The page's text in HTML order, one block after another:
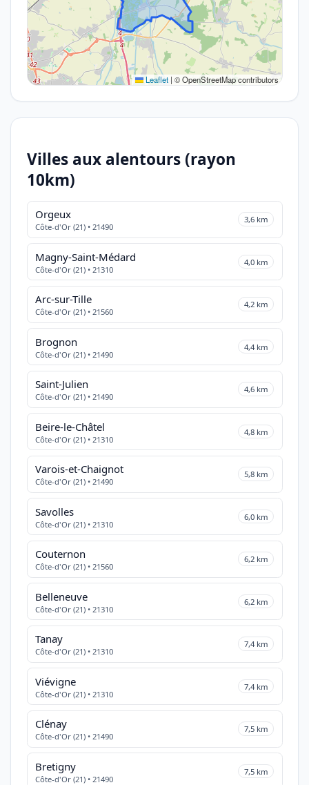
Leaflet | © OpenStreetMap contributors
Villes aux alentours (rayon
10km)
Orgeux
Côte-d'Or (21) • 21490
3,6 km
Magny-Saint-Médard
Côte-d'Or (21) • 21310
4,0 km
Arc-sur-Tille
Côte-d'Or (21) • 21560
4,2 km
Brognon
Côte-d'Or (21) • 21490
4,4 km
Saint-Julien
Côte-d'Or (21) • 21490
4,6 km
Beire-le-Châtel
Côte-d'Or (21) • 21310
4,8 km
Varois-et-Chaignot
Côte-d'Or (21) • 21490
5,8 km
Savolles
Côte-d'Or (21) • 21310
6,0 km
Couternon
Côte-d'Or (21) • 21560
6,2 km
Belleneuve
Côte-d'Or (21) • 21310
6,2 km
Tanay
Côte-d'Or (21) • 21310
7,4 km
Viévigne
Côte-d'Or (21) • 21310
7,4 km
Clénay
Côte-d'Or (21) • 21490
7,5 km
Bretigny
Côte-d'Or (21) • 21490
7,5 km